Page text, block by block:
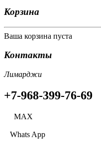
Корзина
Ваша корзина пуста
Контакты
Лимарджи
+7-968-399-76-69
МАХ
Whats App